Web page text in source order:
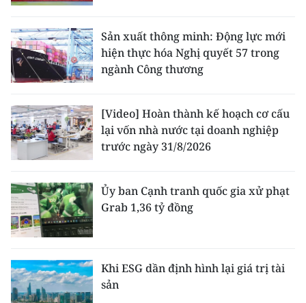
Sản xuất thông minh: Động lực mới
hiện thực hóa Nghị quyết 57 trong
ngành Công thương
[Video] Hoàn thành kế hoạch cơ cấu
lại vốn nhà nước tại doanh nghiệp
trước ngày 31/8/2026
Ủy ban Cạnh tranh quốc gia xử phạt
Grab 1,36 tỷ đồng
Khi ESG dần định hình lại giá trị tài
sản